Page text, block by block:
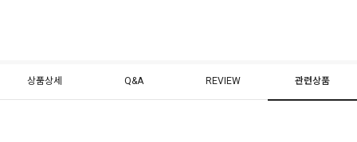
상품상세 Q&A REVIEW 관련상품